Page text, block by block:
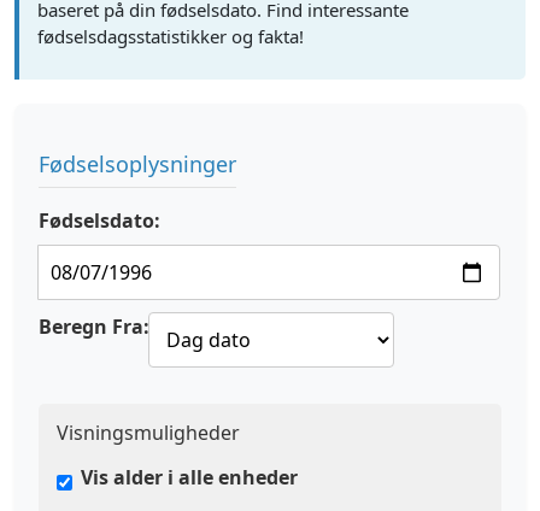
baseret på din fødselsdato. Find interessante
fødselsdagsstatistikker og fakta!
Fødselsoplysninger
Fødselsdato:
Beregn Fra:
Visningsmuligheder
Vis alder i alle enheder